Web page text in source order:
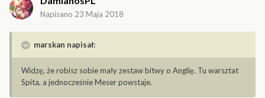
Napisano 23 Maja 2018
marskan napisał:
Widzę, że robisz sobie mały zestaw bitwy o Anglię. Tu warsztat
Spita, a jednocześnie Meser powstaje.